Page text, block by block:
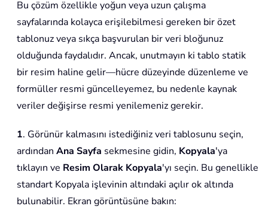
Bu çözüm özellikle yoğun veya uzun çalışma
sayfalarında kolayca erişilebilmesi gereken bir özet
tablonuz veya sıkça başvurulan bir veri bloğunuz
olduğunda faydalıdır. Ancak, unutmayın ki tablo statik
bir resim haline gelir—hücre düzeyinde düzenleme ve
formüller resmi güncelleyemez, bu nedenle kaynak
veriler değişirse resmi yenilemeniz gerekir.
1. Görünür kalmasını istediğiniz veri tablosunu seçin,
ardından Ana Sayfa sekmesine gidin, Kopyala'ya
tıklayın ve Resim Olarak Kopyala'yı seçin. Bu genellikle
standart Kopyala işlevinin altındaki açılır ok altında
bulunabilir. Ekran görüntüsüne bakın: